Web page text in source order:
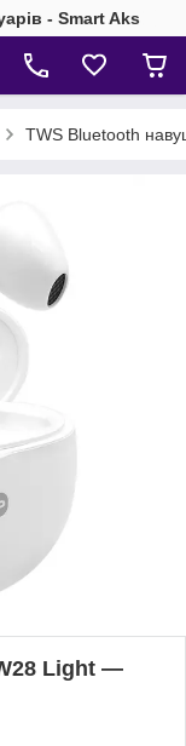
- Smart Aks
TWS Bluetooth
Light —